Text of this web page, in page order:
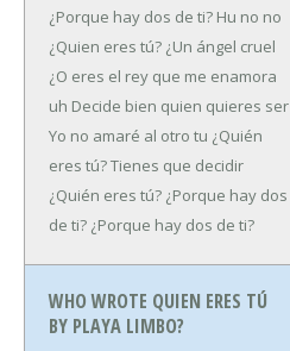
¿Porque hay dos de ti? Hu no no
¿Quien eres tú? ¿Un ángel cruel
¿O eres el rey que me enamora
uh Decide bien quien quieres ser
Yo no amaré al otro tu ¿Quién
eres tú?Tienes que decidir
¿Quién eres tú? ¿Porque hay dos
de ti? ¿Porque hay dos de ti?
WHO WROTE QUIEN ERES TÚ
BY PLAYA LIMBO?